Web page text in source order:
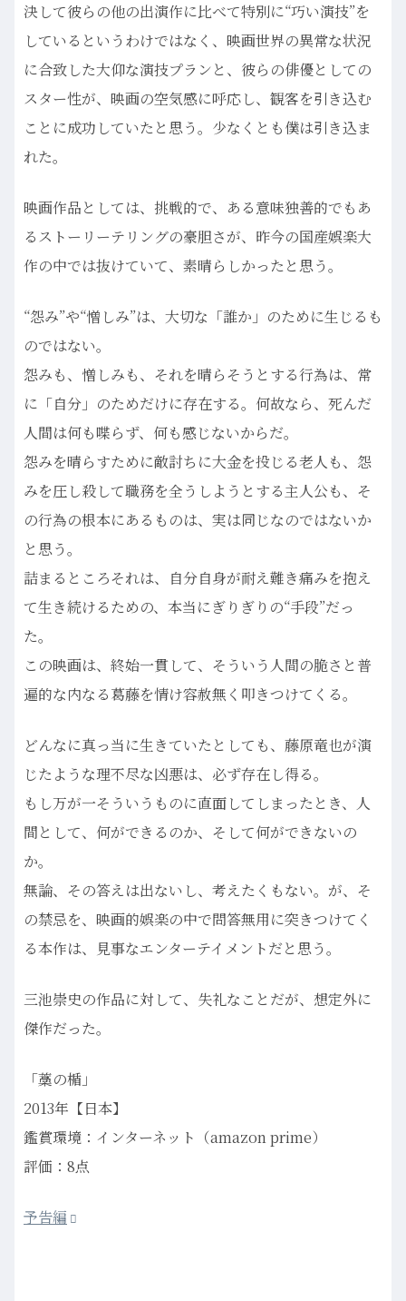
決して彼らの他の出演作に比べて特別に“巧い演技”を
しているというわけではなく、映画世界の異常な状況
に合致した大仰な演技プランと、彼らの俳優としての
スター性が、映画の空気感に呼応し、観客を引き込む
ことに成功していたと思う。少なくとも僕は引き込ま
れた。
映画作品としては、挑戦的で、ある意味独善的でもあ
るストーリーテリングの豪胆さが、昨今の国産娯楽大
作の中では抜けていて、素晴らしかったと思う。
“怨み”や“憎しみ”は、大切な「誰か」のために生じるも
のではない。
怨みも、憎しみも、それを晴らそうとする行為は、常
に「自分」のためだけに存在する。何故なら、死んだ
人間は何も喋らず、何も感じないからだ。
怨みを晴らすために敵討ちに大金を投じる老人も、怨
みを圧し殺して職務を全うしようとする主人公も、そ
の行為の根本にあるものは、実は同じなのではないか
と思う。
詰まるところそれは、自分自身が耐え難き痛みを抱え
て生き続けるための、本当にぎりぎりの“手段”だっ
た。
この映画は、終始一貫して、そういう人間の脆さと普
遍的な内なる葛藤を情け容赦無く叩きつけてくる。
どんなに真っ当に生きていたとしても、藤原竜也が演
じたような理不尽な凶悪は、必ず存在し得る。
もし万が一そういうものに直面してしまったとき、人
間として、何ができるのか、そして何ができないの
か。
無論、その答えは出ないし、考えたくもない。が、そ
の禁忌を、映画的娯楽の中で問答無用に突きつけてく
る本作は、見事なエンターテイメントだと思う。
三池崇史の作品に対して、失礼なことだが、想定外に
傑作だった。
「藁の楯」
2013年【日本】
鑑賞環境：インターネット（amazon prime）
評価：8点
予告編